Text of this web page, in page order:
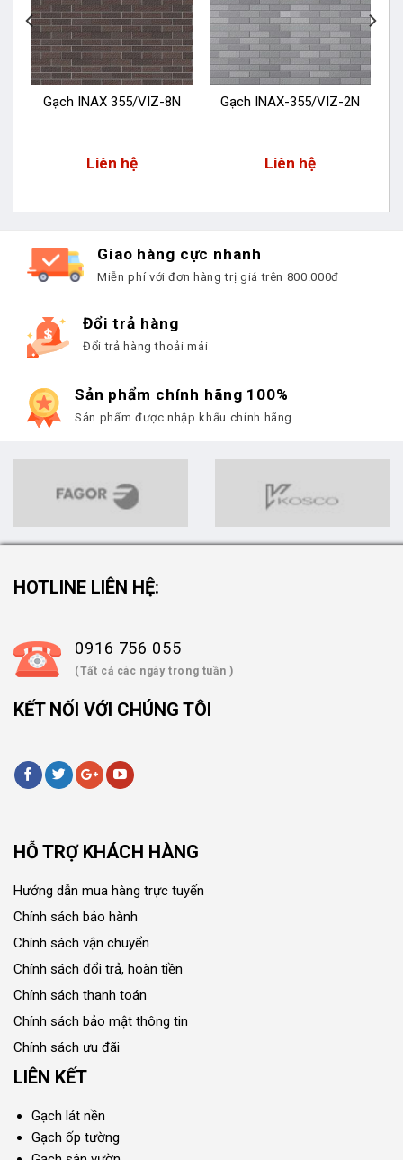
Gạch INAX 355/VIZ-8N
Liên hệ
Gạch INAX-355/VIZ-2N
Liên hệ
Giao hàng cực nhanh
Miễn phí với đơn hàng trị giá trên 800.000đ
Đổi trả hàng
Đổi trả hàng thoải mái
Sản phẩm chính hãng 100%
Sản phẩm được nhập khẩu chính hãng
HOTLINE LIÊN HỆ:
0916 756 055
(Tất cả các ngày trong tuần )
KẾT NỐI VỚI CHÚNG TÔI
HỖ TRỢ KHÁCH HÀNG
Hướng dẫn mua hàng trực tuyến
Chính sách bảo hành
Chính sách vận chuyển
Chính sách đổi trả, hoàn tiền
Chính sách thanh toán
Chính sách bảo mật thông tin
Chính sách ưu đãi
LIÊN KẾT
Gạch lát nền
Gạch ốp tường